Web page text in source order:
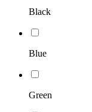
Black
Blue
Green